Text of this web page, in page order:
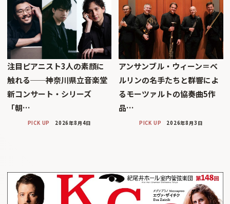
注目ピアニスト3人の素顔に
触れる──神奈川県立音楽堂
新コンサート・シリーズ
「朝…
PICK UP 2026年8月4日
アンサンブル・ウィーン＝ベ
ルリンの名手たちと群響によ
るモーツァルトの協奏曲5作
品…
PICK UP 2026年8月3日